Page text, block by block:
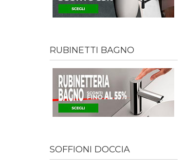
RUBINETTI BAGNO
SOFFIONI DOCCIA